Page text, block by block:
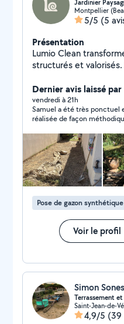
Jardinier
Montpellier
5/5 (5
Présentation
Lumio Clean
structurés et
visuel clair, propre et durable.
extérieurs négligés,
reprenons le contrôle
votre espace. Objectif : transformer votre extérieur en
un véritable espace de vie. Envoyez-nous
on vous montre ce qu'il
@lumio.clean
Dernier avis laissé
vendredi à 21h
Samuel a été très ponctuel
réalisée de façon
chaudement.Cordialement.
Pose de gazon synthétique
Voir le profil
Terrassement et
Saint-Jean-de-
4,9/5 (39